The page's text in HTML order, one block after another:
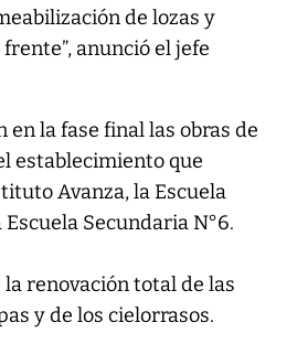
de lozas y
anunció el jefe
en la fase final las obras de
establecimiento que
Avanza, la Escuela
Secundaria N°6.
la renovación total de las
y de los cielorrasos.